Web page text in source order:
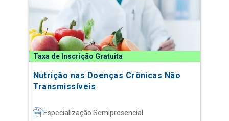
Taxa de Inscrição Gratuita
Nutrição nas Doenças Crônicas Não
Transmissíveis
Especialização Semipresencial